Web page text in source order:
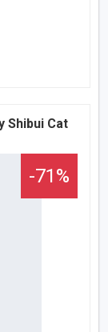
Shibui Cat
-71%